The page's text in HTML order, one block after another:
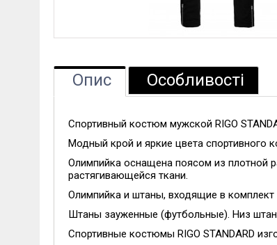
Опис Особливості
Спортивный костюм мужской RIGO
Модный крой и яркие цвета спортивного
Олимпийка оснащена поясом из плотной
растягивающейся ткани.
Олимпийка и штаны, входящие в
Штаны зауженные (футбольные). Низ
Спортивные костюмы RIGO STANDARD